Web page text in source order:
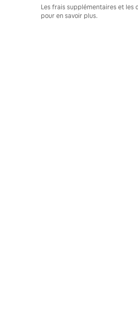
Les frais supplémentaires et les
pour en savoir plus.